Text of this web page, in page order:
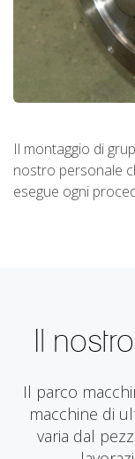
Il montaggio di
nostro personale
esegue ogni
Il
Il parco
macchine di
varia dal